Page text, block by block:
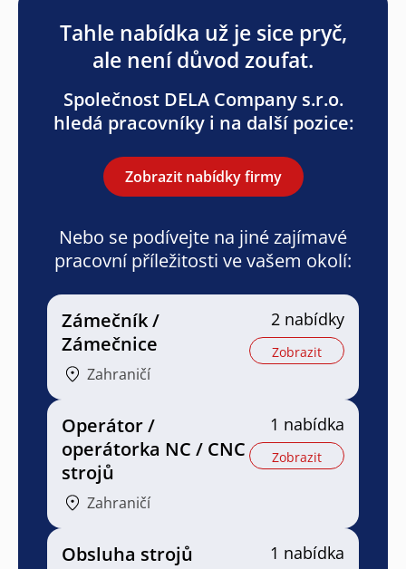
Tahle nabídka už je sice pryč,
ale není důvod zoufat.
Společnost DELA Company s.r.o.
hledá pracovníky i na další pozice:
Zobrazit nabídky firmy
Nebo se podívejte na jiné zajímavé
pracovní příležitosti ve vašem okolí:
Zámečník /
Zámečnice
Zahraničí
2 nabídky
Zobrazit
Operátor /
operátorka NC / CNC
strojů
Zahraničí
1 nabídka
Zobrazit
Obsluha strojů 1 nabídka